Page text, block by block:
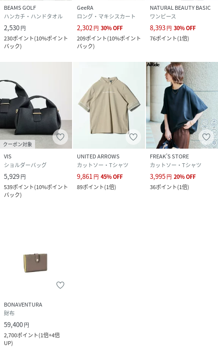
BEAMS GOLF
ハンカチ・ハンドタオル
2,530円
230ポイント(10%ポイント
バック)
GeeRA
ロング・マキシスカート
2,302円 30%OFF
209ポイント(10%ポイント
バック)
NATURAL BEAUTY BASIC
ワンピース
8,393円 30%OFF
76ポイント(1倍)
クーポン対象
VIS
ショルダーバッグ
5,929円
539ポイント(10%ポイント
バック)
UNITED ARROWS
カットソー・Tシャツ
9,861 円 45%OFF
89ポイント(1倍)
FREAK’S STORE
カットソー・Tシャツ
3,995円 20%OFF
36ポイント(1倍)
BONAVENTURA
財布
59,400円
2,700ポイント(1倍+4倍
UP)